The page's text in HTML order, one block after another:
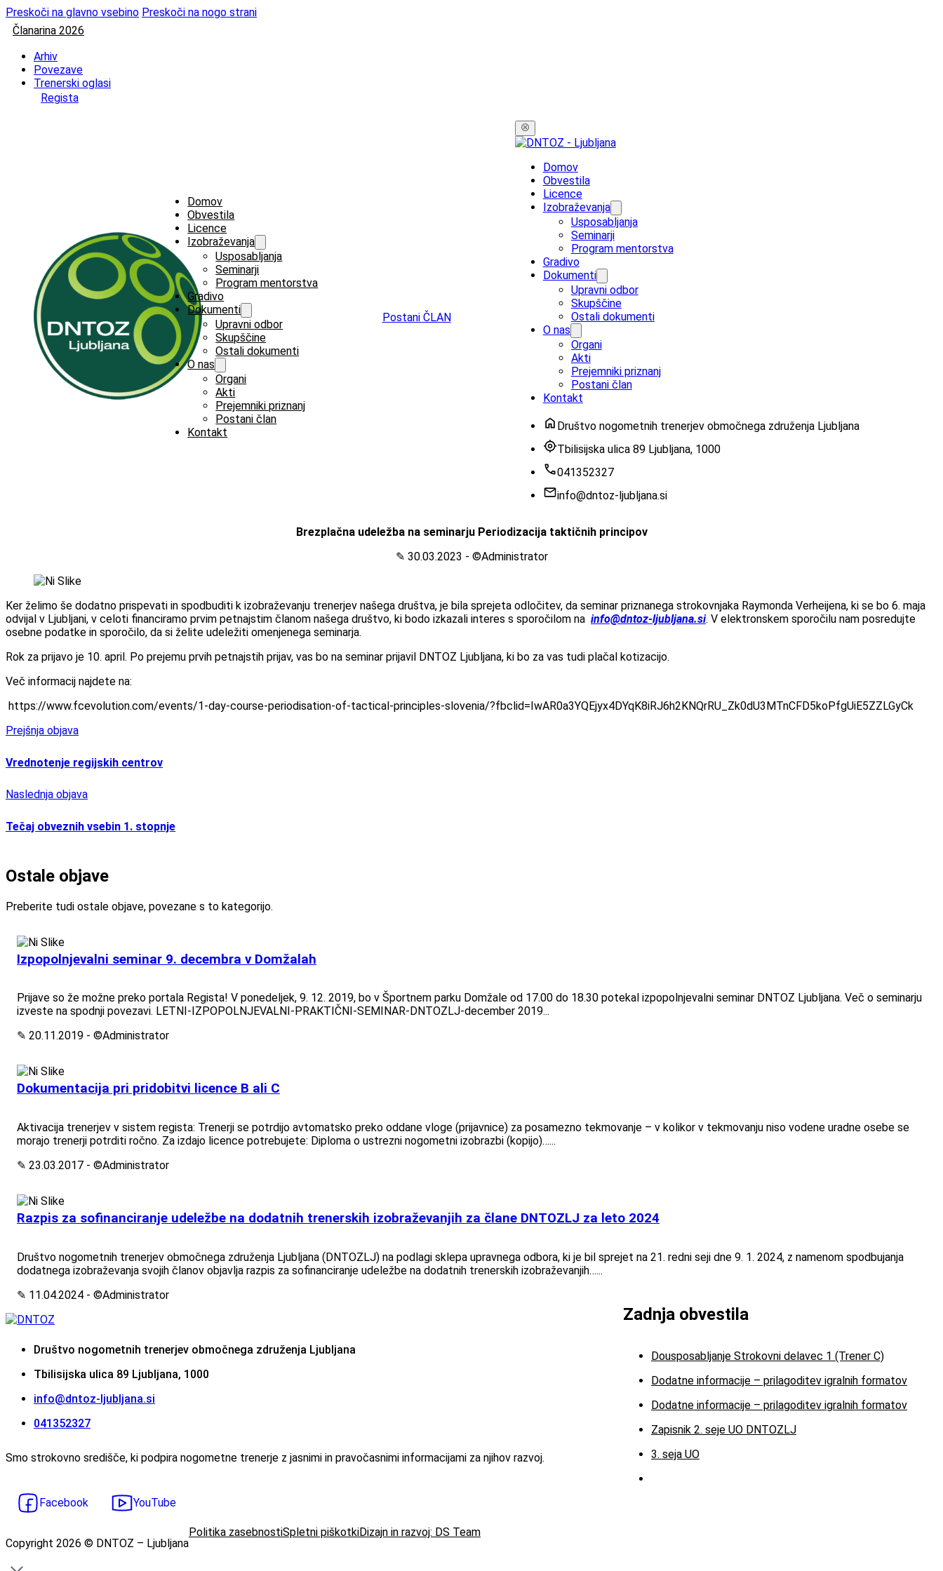
Preskoči na glavno vsebino Preskoči na nogo strani
Članarina 2026
Arhiv
Povezave
Trenerski oglasi
Regista
Domov
Obvestila
Licence
Izobraževanja
Usposabljanja
Seminarji
Program mentorstva
Gradivo
Dokumenti
Upravni odbor
Skupščine
Ostali dokumenti
O nas
Organi
Akti
Prejemniki priznanj
Postani član
Kontakt
Postani ČLAN
Domov
Obvestila
Licence
Izobraževanja
Usposabljanja
Seminarji
Program mentorstva
Gradivo
Dokumenti
Upravni odbor
Skupščine
Ostali dokumenti
O nas
Organi
Akti
Prejemniki priznanj
Postani član
Kontakt
Društvo nogometnih trenerjev območnega združenja Ljubljana
Tbilisijska ulica 89 Ljubljana, 1000
‭041352327‬
info@dntoz-ljubljana.si
Brezplačna udeležba na seminarju Periodizacija taktičnih principov
✎ 30.03.2023 - ©Administrator
Ker želimo še dodatno prispevati in spodbuditi k izobraževanju trenerjev našega društva, je bila sprejeta odločitev, da seminar priznanega strokovnjaka Raymonda Verheijena, ki se bo 6. maja
odvijal v Ljubljani, v celoti financiramo prvim petnajstim članom našega društvo, ki bodo izkazali interes s sporočilom na info@dntoz-ljubljana.si. V elektronskem sporočilu nam posredujte
osebne podatke in sporočilo, da si želite udeležiti omenjenega seminarja.
Rok za prijavo je 10. april. Po prejemu prvih petnajstih prijav, vas bo na seminar prijavil DNTOZ Ljubljana, ki bo za vas tudi plačal kotizacijo.
Več informacij najdete na:
https://www.fcevolution.com/events/1-day-course-periodisation-of-tactical-principles-slovenia/?fbclid=IwAR0a3YQEjyx4DYqK8iRJ6h2KNQrRU_Zk0dU3MTnCFD5koPfgUiE5ZZLGyCk
Prejšnja objava
Vrednotenje regijskih centrov
Naslednja objava
Tečaj obveznih vsebin 1. stopnje
Ostale objave
Preberite tudi ostale objave, povezane s to kategorijo.
Izpopolnjevalni seminar 9. decembra v Domžalah
Prijave so že možne preko portala Regista! V ponedeljek, 9. 12. 2019, bo v Športnem parku Domžale od 17.00 do 18.30 potekal izpopolnjevalni seminar DNTOZ Ljubljana. Več o seminarju
izveste na spodnji povezavi. LETNI-IZPOPOLNJEVALNI-PRAKTIČNI-SEMINAR-DNTOZLJ-december 2019...
✎ 20.11.2019 - ©Administrator
Dokumentacija pri pridobitvi licence B ali C
Aktivacija trenerjev v sistem regista: Trenerji se potrdijo avtomatsko preko oddane vloge (prijavnice) za posamezno tekmovanje – v kolikor v tekmovanju niso vodene uradne osebe se
morajo trenerji potrditi ročno. Za izdajo licence potrebujete: Diploma o ustrezni nogometni izobrazbi (kopijo)…...
✎ 23.03.2017 - ©Administrator
Razpis za sofinanciranje udeležbe na dodatnih trenerskih izobraževanjih za člane DNTOZLJ za leto 2024
Društvo nogometnih trenerjev območnega združenja Ljubljana (DNTOZLJ) na podlagi sklepa upravnega odbora, ki je bil sprejet na 21. redni seji dne 9. 1. 2024, z namenom spodbujanja
dodatnega izobraževanja svojih članov objavlja razpis za sofinanciranje udeležbe na dodatnih trenerskih izobraževanjih…...
✎ 11.04.2024 - ©Administrator
Društvo nogometnih trenerjev območnega združenja Ljubljana
Tbilisijska ulica 89 Ljubljana, 1000
info@dntoz-ljubljana.si
‭041352327‬
Smo strokovno središče, ki podpira nogometne trenerje z jasnimi in pravočasnimi informacijami za njihov razvoj.
Facebook YouTube
Copyright 2026 © DNTOZ – Ljubljana
Politika zasebnostiSpletni piškotkiDizajn in razvoj: DS Team
Zadnja obvestila
Dousposabljanje Strokovni delavec 1 (Trener C)
Dodatne informacije – prilagoditev igralnih formatov
Dodatne informacije – prilagoditev igralnih formatov
Zapisnik 2. seje UO DNTOZLJ
3. seja UO